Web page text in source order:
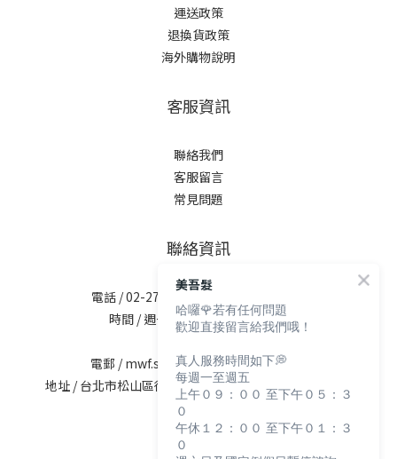
運送政策
退換貨政策
海外購物說明
客服資訊
聯絡我們
客服留言
常見問題
聯絡資訊
電話 / 02-2713-6621 (無提供訂購服務)
時間 / 週一至週五 09:30-12:00；
電郵 / mwf.service@maywufa.com.tw
地址 / 台北市松山區復興北路167號5樓(無提供現場販售)
美吾髮
哈囉🌹若有任何問題
歡迎直接留言給我們哦！
真人服務時間如下💭
每週一至週五
上午０９：００ 至下午０５：３
０
午休１２：００ 至下午０１：３
０